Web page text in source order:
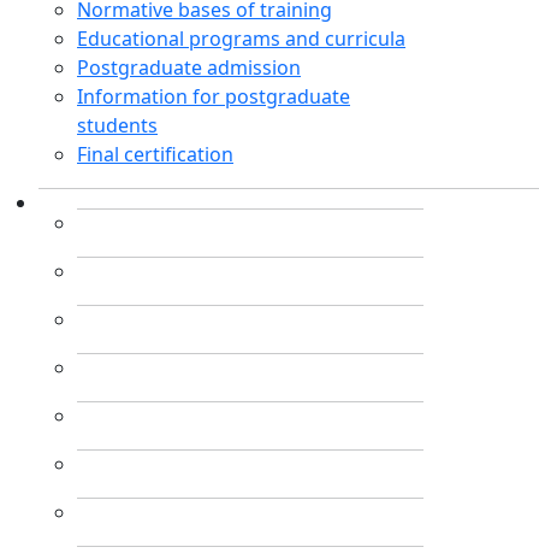
Normative bases of training
Educational programs and curricula
Postgraduate admission
Information for postgraduate
students
Final certification